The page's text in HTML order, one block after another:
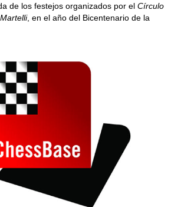
de los festejos organizados por el Círculo
, en el año del Bicentenario de la